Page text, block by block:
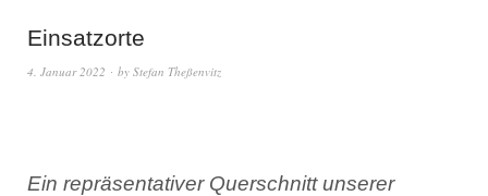
Einsatzorte
4. Januar 2022 by Stefan Theßenvitz
Ein repräsentativer Querschnitt unserer